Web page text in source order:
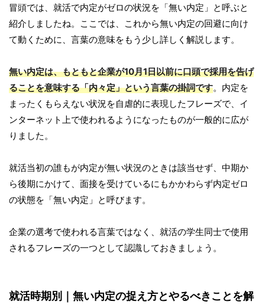
冒頭では、就活で内定がゼロの状況を「無い内定」と呼ぶと
紹介しましたね。ここでは、これから無い内定の回避に向け
て動くために、言葉の意味をもう少し詳しく解説します。
無い内定は、もともと企業が10月1日以前に口頭で採用を告げ
ることを意味する「内々定」という言葉の掛詞です。内定を
まったくもらえない状況を自虐的に表現したフレーズで、イ
ンターネット上で使われるようになったものが一般的に広が
りました。
就活当初の誰もが内定が無い状況のときは該当せず、中期か
ら後期にかけて、面接を受けているにもかかわらず内定ゼロ
の状態を「無い内定」と呼びます。
企業の選考で使われる言葉ではなく、就活の学生同士で使用
されるフレーズの一つとして認識しておきましょう。
就活時期別｜無い内定の捉え方とやるべきことを解